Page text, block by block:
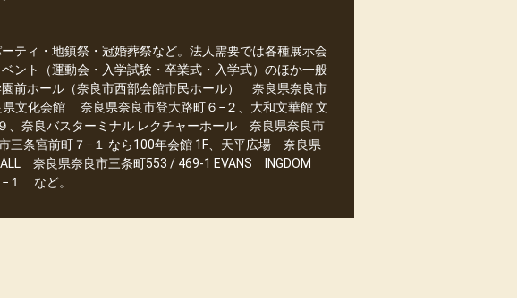
ティ・地鎮祭・冠婚葬祭など。法人需要では各種展示会
ント（運動会・入学試験・卒業式・入学式）のほか一般
前ホール（奈良市西部会館市民ホール） 奈良県奈良市
県文化会館 奈良県奈良市登大路町６−２、大和文華館 文
奈良バスターミナル レクチャーホール 奈良県奈良市
条宮前町７−１ なら100年会館 1F、天平広場 奈良県
奈良県奈良市三条町553 / 469-1 EVANS INGDOM
１ など。